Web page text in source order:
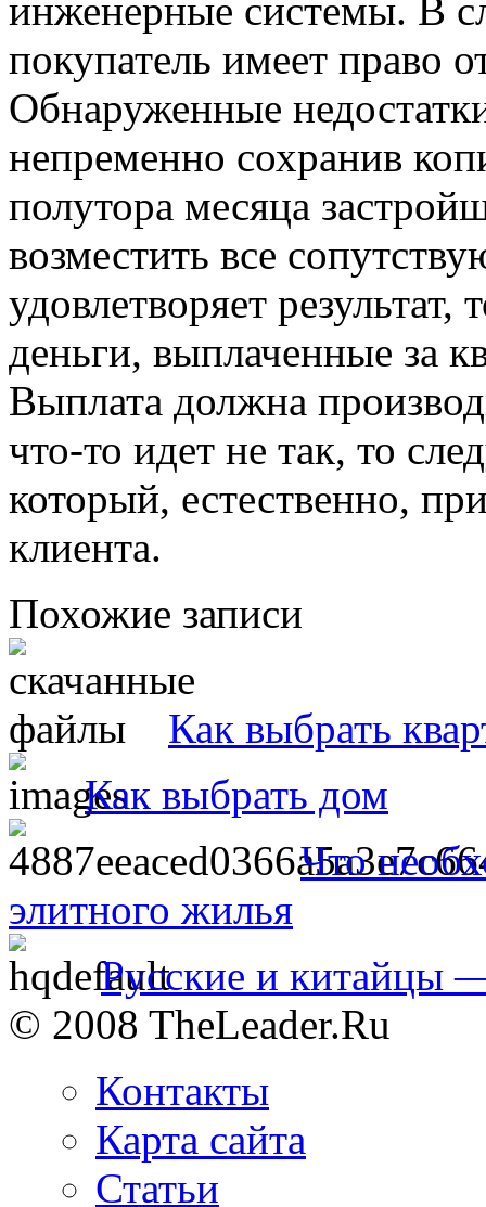
инженерные системы. В
покупатель имеет право
Обнаруженные
непременно сохранив
полутора месяца
возместить все
удовлетворяет
деньги, выплаченные за
Выплата должна
что-то идет не так, то
который, естественно,
клиента.
Похожие записи
Как выбрать
Как выбрать дом
Что
элитного жилья
Русские и китайцы
© 2008 TheLeader.Ru
Контакты
Карта сайта
Статьи